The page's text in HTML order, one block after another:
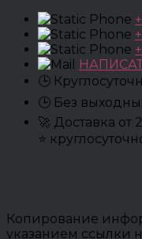
🕒
🕒 Без
🚀 Доставка от
⭐
Копирование
указанием ссылки